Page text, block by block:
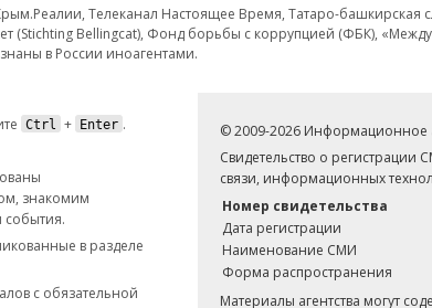
Телеканал Настоящее Время, Татаро-
(Stichting Bellingcat), Фонд борьбы с коррупцией (ФБК),
в России иноагентами.
Ctrl + Enter .
знакомим
события.
в разделе
с обязательной
© 2009-2026 Информационное
Свидетельство о
связи, информационных
Номер свидетельства
Дата регистрации
Наименование СМИ
Форма распространения
Материалы агентства могут